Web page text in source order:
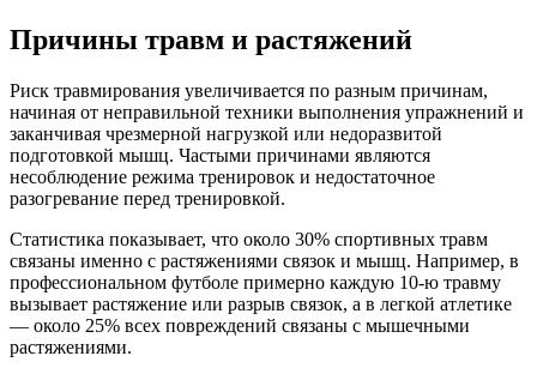
Причины травм и растяжений
Риск травмирования увеличивается по разным причинам,
начиная от неправильной техники выполнения упражнений и
заканчивая чрезмерной нагрузкой или недоразвитой
подготовкой мышц. Частыми причинами являются
несоблюдение режима тренировок и недостаточное
разогревание перед тренировкой.
Статистика показывает, что около 30% спортивных травм
связаны именно с растяжениями связок и мышц. Например, в
профессиональном футболе примерно каждую 10-ю травму
вызывает растяжение или разрыв связок, а в легкой атлетике
— около 25% всех повреждений связаны с мышечными
растяжениями.